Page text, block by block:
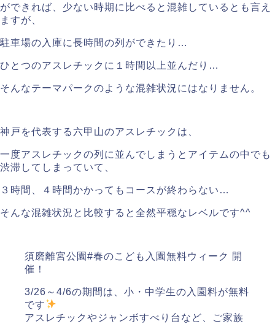
ができれば、少ない時期に比べると混雑しているとも言え
ますが、
駐車場の入庫に長時間の列ができたり…
ひとつのアスレチックに１時間以上並んだり…
そんなテーマパークのような混雑状況にはなりません。
神戸を代表する六甲山のアスレチックは、
一度アスレチックの列に並んでしまうとアイテムの中でも
渋滞してしまっていて、
３時間、４時間かかってもコースが終わらない…
そんな混雑状況と比較すると全然平穏なレベルです^^
須磨離宮公園 #春のこども入園無料ウィーク
開
催！
3/26～4/6の期間は、小・中学生の入園料が無料
です
アスレチックやジャンボすべり台など、ご家族